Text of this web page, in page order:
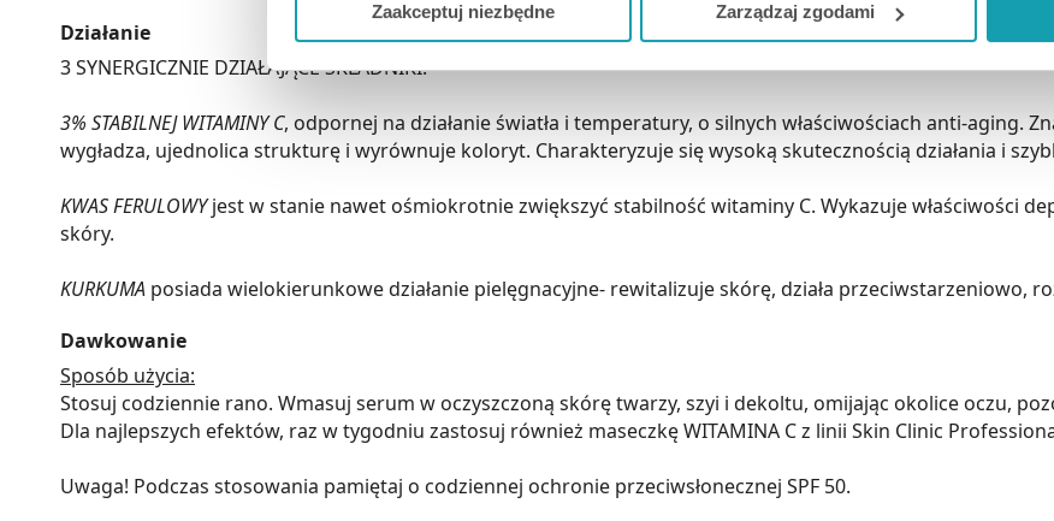
Ciebie danych, które nie są niezbędne dla funkcjonowania Strony. Będzie się to jednak
Zaakceptuj niezbędne Zarządzaj zgodami
Działanie
3 SYNERGICZNIE DZIAŁAJĄCE SKŁADNIKI:
3% STABILNEJ WITAMINY C, odpornej na działanie światła i temperatury, o silnych właściwościach anti-aging.
wygładza, ujednolica strukturę i wyrównuje koloryt. Charakteryzuje się wysoką skutecznością działania i
KWAS FERULOWYjest w stanie nawet ośmiokrotnie zwiększyć stabilność witaminy C. Wykazuje właściwości
skóry.
KURKUMA posiada wielokierunkowe działanie pielęgnacyjne- rewitalizuje skórę, działa przeciwstarzeniowo,
Dawkowanie
Sposób użycia:
Stosuj codziennie rano. Wmasuj serum w oczyszczoną skórę twarzy, szyi i dekoltu, omijając okolice oczu,
Dla najlepszych efektów, raz w tygodniu zastosuj również maseczkę WITAMINA C z linii Skin Clinic
Uwaga! Podczas stosowania pamiętaj o codziennej ochronie przeciwsłonecznej SPF 50.